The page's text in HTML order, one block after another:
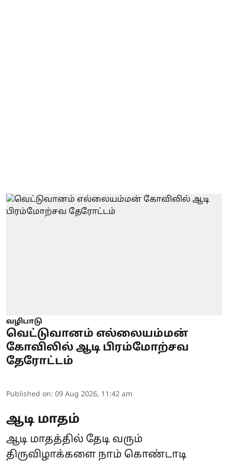
வழிபாடு
வெட்டுவானம் எல்லையம்மன்
கோவிலில் ஆடி பிரம்மோற்சவ
தேரோட்டம்
Published on: 09 Aug 2026, 11:42 am
ஆடி மாதம்
ஆடி மாதத்தில் தேடி வரும்
திருவிழாக்களை நாம் கொண்டாடி